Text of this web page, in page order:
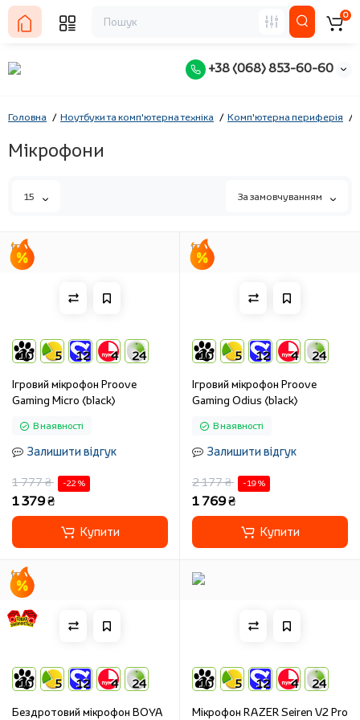
+38 (068) 853-60-60
0
Головна Ноутбуки та комп'ютерна техніка Комп'ютерна периферія
Мікрофони
15 За замовчуванням
10 5 12 4 24
Ігровий мікрофон Proove
Gaming Micro (black)
В наявності
Залишити відгук
1 777 ₴
-22 %
1 379 ₴
Купити
10 5 12 4 24
Ігровий мікрофон Proove
Gaming Odius (black)
В наявності
Залишити відгук
2 177 ₴
-19 %
1 769 ₴
Купити
10 5 12 4 24
Бездротовий мікрофон BOYA
10 5 12 4 24
Мікрофон RAZER Seiren V2 Pro